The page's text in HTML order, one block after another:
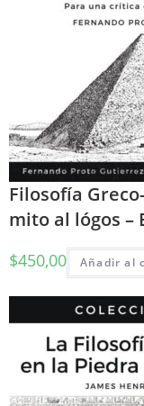
Filosofía
mito al lógos –
$450,00 Añadir al